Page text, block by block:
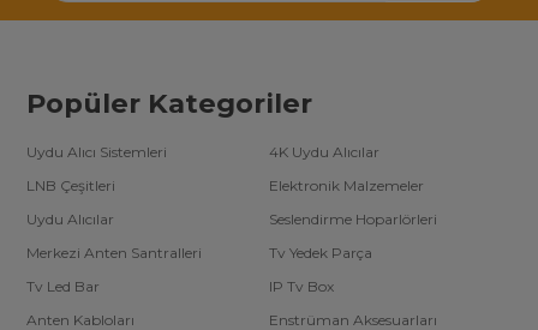
Popüler Kategoriler
Uydu Alıcı Sistemleri
4K Uydu Alıcılar
LNB Çeşitleri
Elektronik Malzemeler
Uydu Alıcılar
Seslendirme Hoparlörleri
Merkezi Anten Santralleri
Tv Yedek Parça
Tv Led Bar
IP Tv Box
Anten Kabloları
Enstrüman Aksesuarları